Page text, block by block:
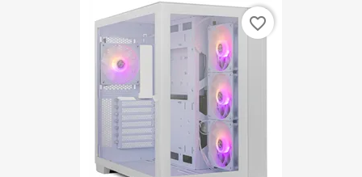
favorite_border